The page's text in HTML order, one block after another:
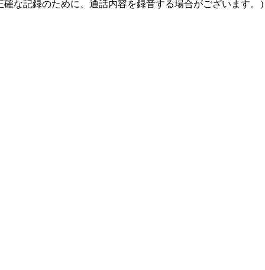
な記録のために、通話内容を録音する場合がございます。）